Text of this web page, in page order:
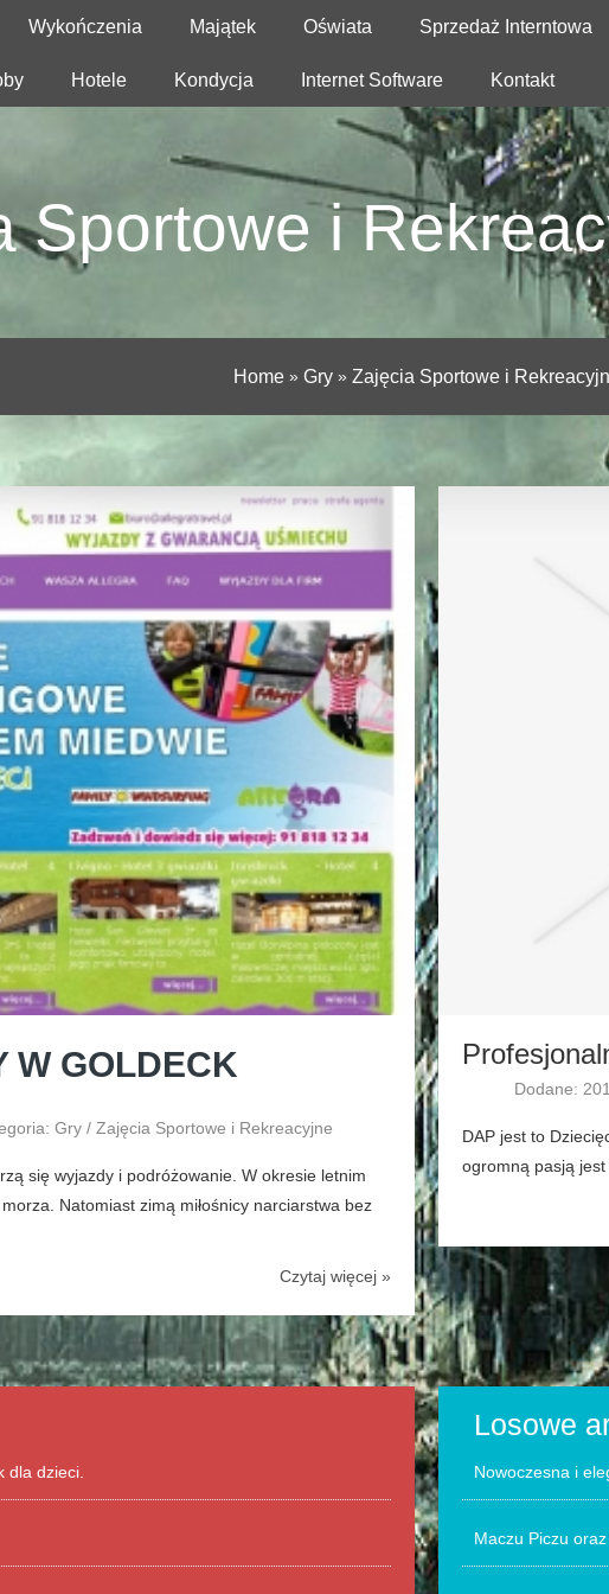
Wykończenia Majątek Oświata Sprzedaż Interntowa
Hotele Kondycja Internet Software Kontakt
Sportowe i
Home» Gry» Zajęcia Sportowe i
W GOLDECK
Gry / Zajęcia Sportowe i Rekreacyjne
się wyjazdy i podróżowanie. W okresie letnim
Natomiast zimą miłośnicy narciarstwa bez
Czytaj więcej »
Dodane:
DAP jest to
ogromną pasją jest
dla dzieci.
Losowe
Nowoczesna i
Maczu Piczu